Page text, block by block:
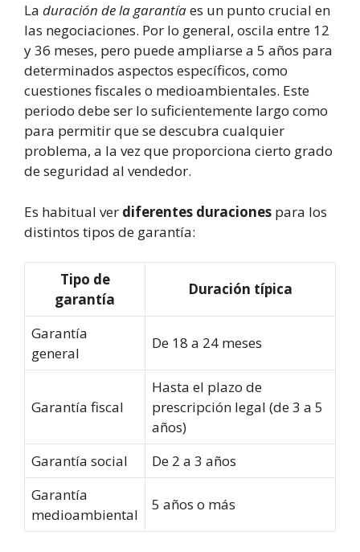
La duración de la garantíaes un punto crucial en
las negociaciones. Por lo general, oscila entre 12
y 36 meses, pero puede ampliarse a 5 años para
determinados aspectos específicos, como
cuestiones fiscales o medioambientales. Este
periodo debe ser lo suficientemente largo como
para permitir que se descubra cualquier
problema, a la vez que proporciona cierto grado
de seguridad al vendedor.
Es habitual ver diferentes duraciones para los
distintos tipos de garantía:
Tipo de
garantía
Duración típica
Garantía
general
De 18 a 24 meses
Garantía fiscal
Hasta el plazo de
prescripción legal (de 3 a 5
años)
Garantía social
De 2 a 3 años
Garantía
medioambiental
5 años o más